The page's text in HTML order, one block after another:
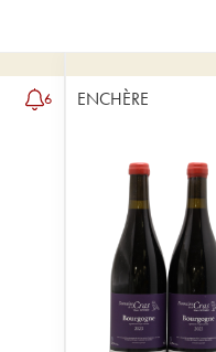
6 ENCHÈRE